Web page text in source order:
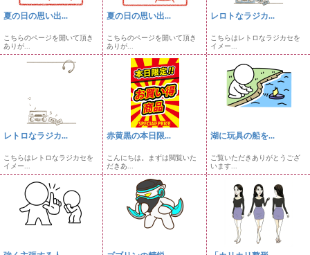
夏の日の思い出...
こちらのページを開いて頂き
ありが...
夏の日の思い出...
こちらのページを開いて頂き
ありが...
レロトなラジカ...
こちらはレトロなラジカセを
イメー...
レトロなラジカ...
こちらはレトロなラジカセを
イメー...
赤黄黒の本日限...
こんにちは。まずは閲覧いた
だきあ...
湖に玩具の船を...
ご覧いただきありがとうござ
います...